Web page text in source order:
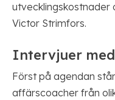
utvecklingskostnader
Victor Strimfors.
Intervjuer
Först på agendan
affärscoacher från